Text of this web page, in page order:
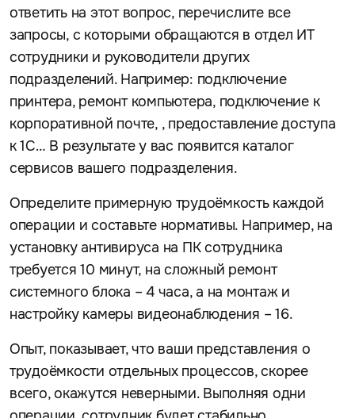
ответить на этот вопрос, перечислите все
запросы, с которыми обращаются в отдел ИТ
сотрудники и руководители других
подразделений. Например: подключение
принтера, ремонт компьютера, подключение к
корпоративной почте, , предоставление доступа
к 1С… В результате у вас появится каталог
сервисов вашего подразделения.
Определите примерную трудоёмкость каждой
операции и составьте нормативы. Например, на
установку антивируса на ПК сотрудника
требуется 10 минут, на сложный ремонт
системного блока – 4 часа, а на монтаж и
настройку камеры видеонаблюдения – 16.
Опыт, показывает, что ваши представления о
трудоёмкости отдельных процессов, скорее
всего, окажутся неверными. Выполняя одни